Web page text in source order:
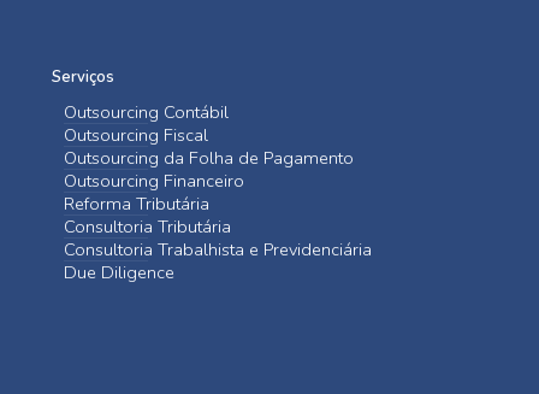
Serviços
Outsourcing Contábil
Outsourcing Fiscal
Outsourcing da Folha de Pagamento
Outsourcing Financeiro
Reforma Tributária
Consultoria Tributária
Consultoria Trabalhista e Previdenciária
Due Diligence